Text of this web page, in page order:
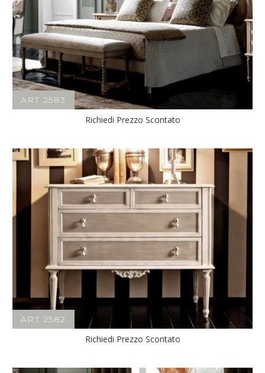
ART 2583
Richiedi Prezzo Scontato
ART 2582
Richiedi Prezzo Scontato